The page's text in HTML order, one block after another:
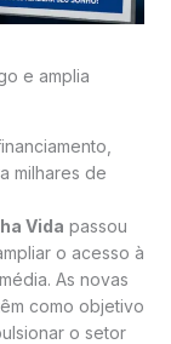
e amplia
milhares de
Vida passou
o acesso à
As novas
como objetivo
o setor